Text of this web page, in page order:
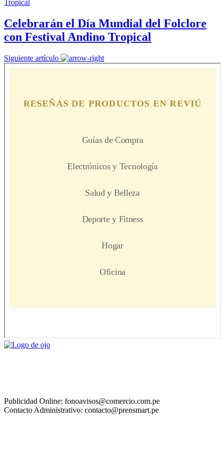
Celebrarán el Día Mundial del Folclore
con Festival Andino Tropical
Siguiente artículo
Publicidad Online: fonoavisos@comercio.com.pe
Contacto Administrativo: contacto@prensmart.pe